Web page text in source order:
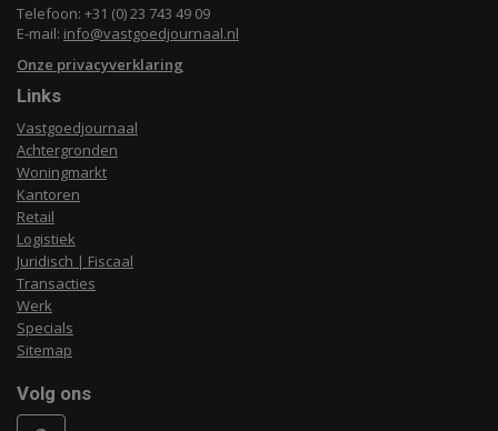
Telefoon: +31 (0) 23 743 49 09
E-mail: info@vastgoedjournaal.nl
Onze privacyverklaring
Links
Vastgoedjournaal
Achtergronden
Woningmarkt
Kantoren
Retail
Logistiek
Juridisch | Fiscaal
Transacties
Werk
Specials
Sitemap
Volg ons